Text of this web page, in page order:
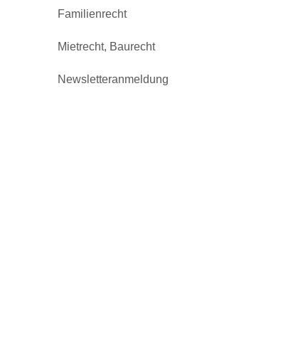
Familienrecht
Mietrecht, Baurecht
Newsletteranmeldung